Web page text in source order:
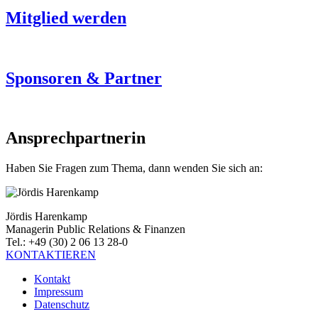
Mitglied werden
Sponsoren & Partner
Ansprechpartnerin
Haben Sie Fragen zum Thema, dann wenden Sie sich an:
Jördis Harenkamp
Managerin Public Relations & Finanzen
Tel.: +49 (30) 2 06 13 28-0
KONTAKTIEREN
Kontakt
Impressum
Datenschutz